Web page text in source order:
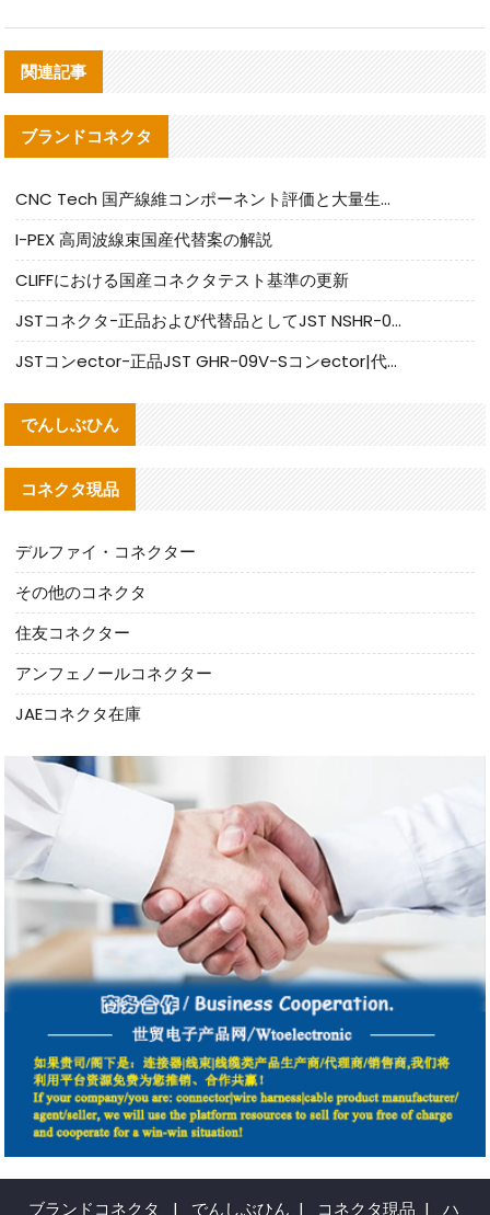
関連記事
ブランドコネクタ
CNC Tech 国产線維コンポーネント評価と大量生産適合ガイド
I-PEX 高周波線束国産代替案の解説
CLIFFにおける国産コネクタテスト基準の更新
JSTコネクタ-正品および代替品としてJST NSHR-02V-Sコネクタを提供します
JSTコンector-正品JST GHR-09V-Sコンector|代替品提供
でんしぶひん
コネクタ現品
デルファイ・コネクター
その他のコネクタ
住友コネクター
アンフェノールコネクター
JAEコネクタ在庫
ブランドコネクタ | でんしぶひん | コネクタ現品 | ハ